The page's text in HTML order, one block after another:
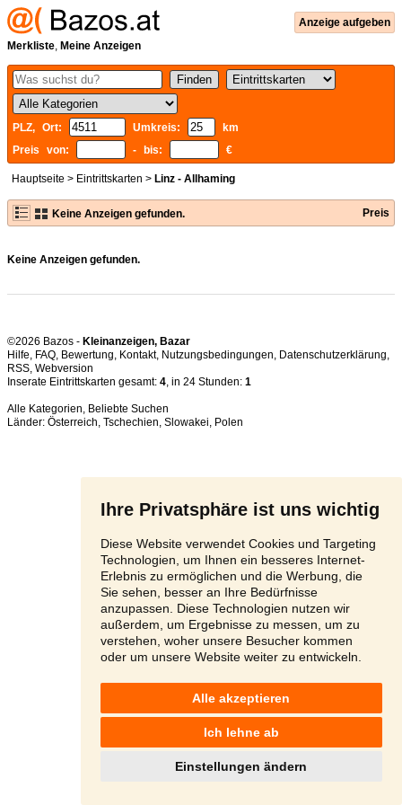
Ihre Privatsphäre ist uns wichtig
Diese Website verwendet Cookies und Targeting
Technologien, um Ihnen ein besseres Internet-
Erlebnis zu ermöglichen und die Werbung, die
Sie sehen, besser an Ihre Bedürfnisse
anzupassen. Diese Technologien nutzen wir
außerdem, um Ergebnisse zu messen, um zu
verstehen, woher unsere Besucher kommen
oder um unsere Website weiter zu entwickeln.
Alle akzeptieren
Ich lehne ab
Einstellungen ändern
Anzeige aufgeben
Merkliste, Meine Anzeigen
PLZ, Ort: Umkreis:
km
Preis von:
- bis: €
Hauptseite > Eintrittskarten > Linz - Allhaming
Keine Anzeigen gefunden. Preis
Keine Anzeigen gefunden.
©2026 Bazos - Kleinanzeigen, Bazar
Hilfe, FAQ, Bewertung, Kontakt, Nutzungsbedingungen, Datenschutzerklärung,
RSS,
Inserate Eintrittskarten gesamt: 4, in 24 Stunden: 1
Alle Kategorien, Beliebte Suchen
Länder: Österreich, Tschechien, Slowakei, Polen